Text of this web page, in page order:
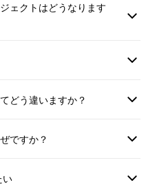
ェクトはどうなります
どう違いますか？
ですか？
い